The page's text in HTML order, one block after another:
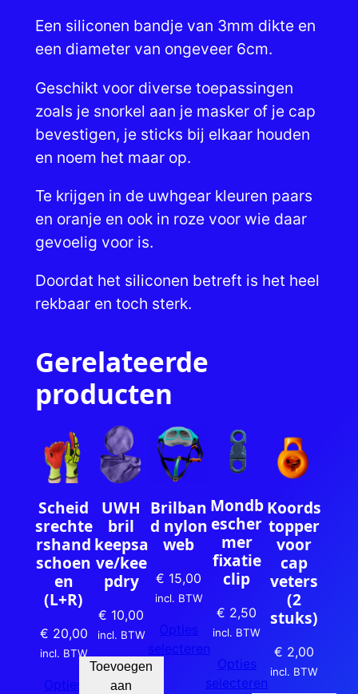
s
i
l
i
c
o
e
b
a
d
j
a
n
Een siliconen bandje van 3mm dikte en
een diameter van ongeveer 6cm.
Geschikt voor diverse toepassingen
zoals je snorkel aan je masker of je cap
bevestigen, je sticks bij elkaar houden
en noem het maar op.
Te krijgen in de uwhgear kleuren paars
en oranje en ook in roze voor wie daar
gevoelig voor is.
Doordat het siliconen betreft is het heel
rekbaar en toch sterk.
Gerelateerde
producten
Scheid
srechte
rshand
schoen
en
(L+R)
€ 20,00
incl. BTW
Opties
UWH
bril
keepsa
ve/kee
pdry
€ 10,00
incl. BTW
Toevoegen
aan
Brilban
d nylon
web
€ 15,00
incl. BTW
Opties
selecteren
Mondb
escher
mer
fixatie
clip
€ 2,50
incl. BTW
Opties
selecteren
Koords
topper
voor
cap
veters
(2
stuks)
€ 2,00
incl. BTW